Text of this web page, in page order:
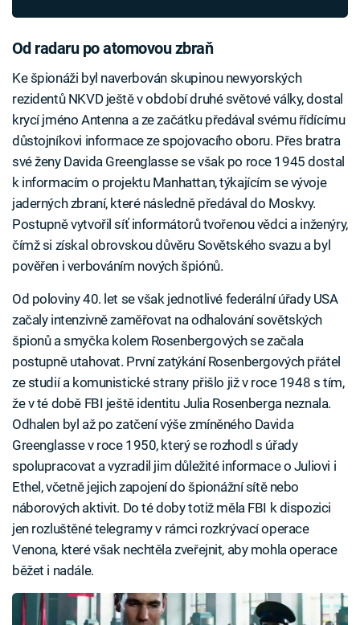
Od radaru po atomovou zbraň
Ke špionáži byl naverbován skupinou newyorských
rezidentů NKVD ještě v období druhé světové války, dostal
krycí jméno Antenna a ze začátku předával svému řídícímu
důstojníkovi informace ze spojovacího oboru. Přes bratra
své ženy Davida Greenglasse se však po roce 1945 dostal
k informacím o projektu Manhattan, týkajícím se vývoje
jaderných zbraní, které následně předával do Moskvy.
Postupně vytvořil síť informátorů tvořenou vědci a inženýry,
čímž si získal obrovskou důvěru Sovětského svazu a byl
pověřen i verbováním nových špiónů.
Od poloviny 40. let se však jednotlivé federální úřady USA
začaly intenzivně zaměřovat na odhalování sovětských
špionů a smyčka kolem Rosenbergových se začala
postupně utahovat. První zatýkání Rosenbergových přátel
ze studií a komunistické strany přišlo již v roce 1948 s tím,
že v té době FBI ještě identitu Julia Rosenberga neznala.
Odhalen byl až po zatčení výše zmíněného Davida
Greenglasse v roce 1950, který se rozhodl s úřady
spolupracovat a vyzradil jim důležité informace o Juliovi i
Ethel, včetně jejich zapojení do špionážní sítě nebo
náborových aktivit. Do té doby totiž měla FBI k dispozici
jen rozluštěné telegramy v rámci rozkrývací operace
Venona, které však nechtěla zveřejnit, aby mohla operace
běžet i nadále.